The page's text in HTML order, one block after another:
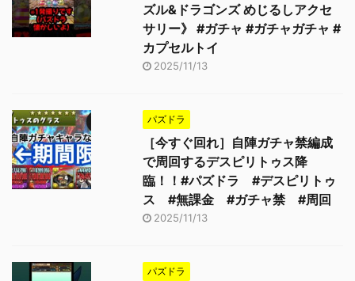
ズル&ドラゴンズ めじるしアクセ
サリー》 #ガチャ #ガチャガチャ #
カプセルトイ
2025/11/13
パズドラ
［今すぐ回れ］自陣ガチャ禁編成
で周回するデスピリトゥス降
臨！！#パズドラ #デスピリトゥ
ス #無課金 #ガチャ禁 #周回
2025/11/13
パズドラ